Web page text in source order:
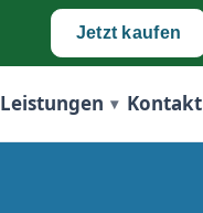
Jetzt kaufen
Leistungen Kontakt